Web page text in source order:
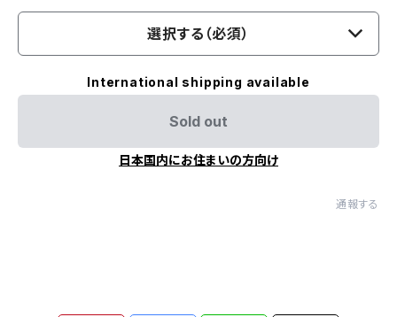
選択する（必須）
International shipping available
Sold out
日本国内にお住まいの方向け
通報する